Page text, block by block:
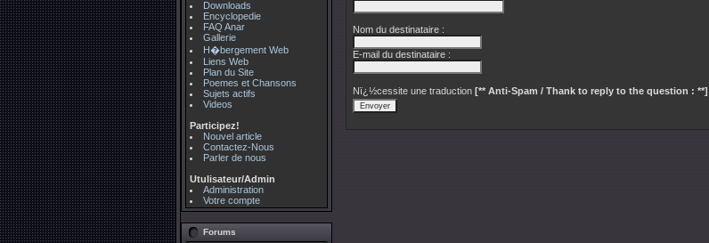
Downloads
Encyclopedie
FAQ Anar
Gallerie
H�bergement Web
Liens Web
Plan du Site
Poemes et Chansons
Sujets actifs
Videos
Participez!
Nouvel article
Contactez-Nous
Parler de nous
Utulisateur/Admin
Administration
Votre compte
Forums
Nom du destinataire :
E-mail du destinataire :
Nï¿½cessite une traduction [** Anti-Spam / Thank to reply to the question : **]